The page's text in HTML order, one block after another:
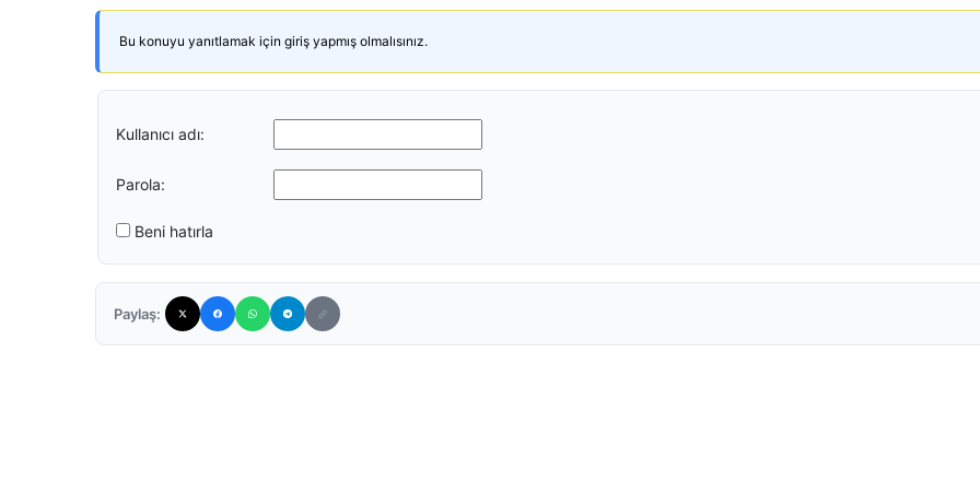
Bu konuyu yanıtlamak için giriş yapmış olmalısınız.
Kullanıcı adı:
Parola:
Beni hatırla
Paylaş: